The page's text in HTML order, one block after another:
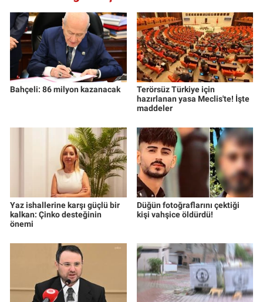
Bahçeli: 86 milyon kazanacak
Terörsüz Türkiye için
hazırlanan yasa Meclis'te! İşte
maddeler
Yaz ishallerine karşı güçlü bir
kalkan: Çinko desteğinin
önemi
Düğün fotoğraflarını çektiği
kişi vahşice öldürdü!